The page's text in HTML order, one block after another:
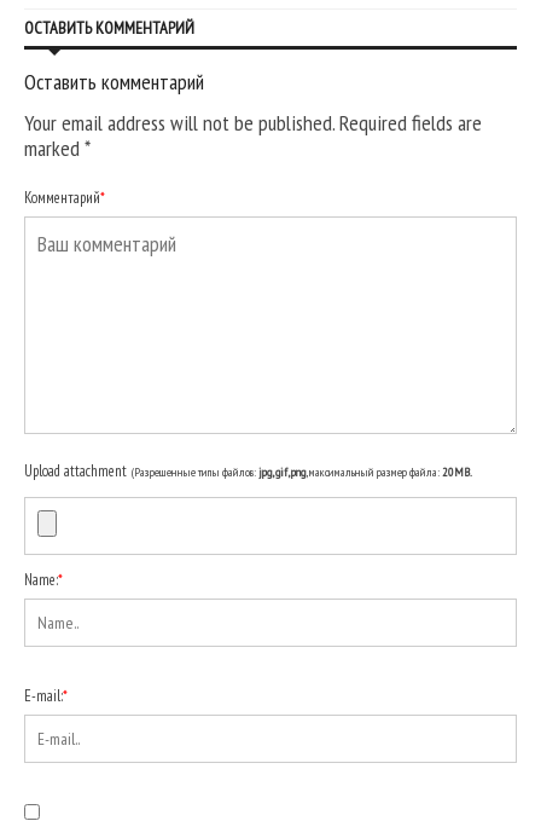
ОСТАВИТЬ КОММЕНТАРИЙ
Оставить комментарий
Your email address will not be published. Required fields are
marked*
Комментарий*
Upload attachment (Разрешенные типы файлов:jpg, gif, png, максимальный размер файла:20MB.
Name:*
E-mail:*